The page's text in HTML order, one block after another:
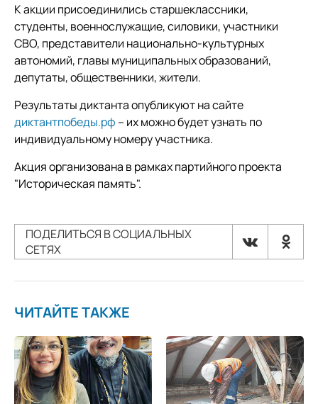
К акции присоединились старшеклассники,
студенты, военнослужащие, силовики, участники
СВО, представители национально-культурных
автономий, главы муниципальных образований,
депутаты, общественники, жители.
Результаты диктанта опубликуют на сайте
диктантпобеды.рф – их можно будет узнать по
индивидуальному номеру участника.
Акция организована в рамках партийного проекта
"Историческая память".
ПОДЕЛИТЬСЯ В СОЦИАЛЬНЫХ
СЕТЯХ
ЧИТАЙТЕ ТАКЖЕ